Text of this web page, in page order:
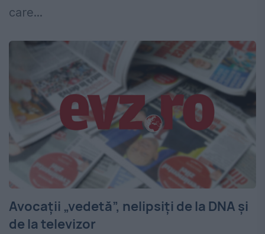
care...
Avocații „vedetă”, nelipsiți de la DNA și
de la televizor